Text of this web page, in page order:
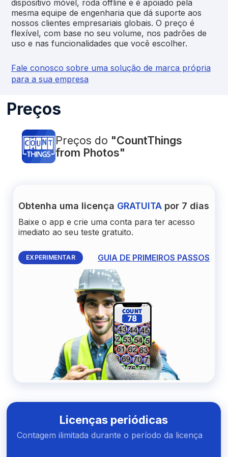
dispositivo móvel, roda offline e é apoiado pela
mesma equipe de engenharia que dá suporte aos
nossos clientes empresariais globais. O preço é
flexível, com base no seu volume, nos padrões de
uso e nas funcionalidades que você escolher.
Fale conosco sobre uma solução de marca própria
para a sua empresa
Preços
Preços do "CountThings
from Photos"
Obtenha uma licença GRATUITA por 7 dias
Baixe o app e crie uma conta para ter acesso
imediato ao seu teste gratuito.
EXPERIMENTAR GUIA DE PRIMEIROS PASSOS
Licenças periódicas
Contagem ilimitada durante o período da licença